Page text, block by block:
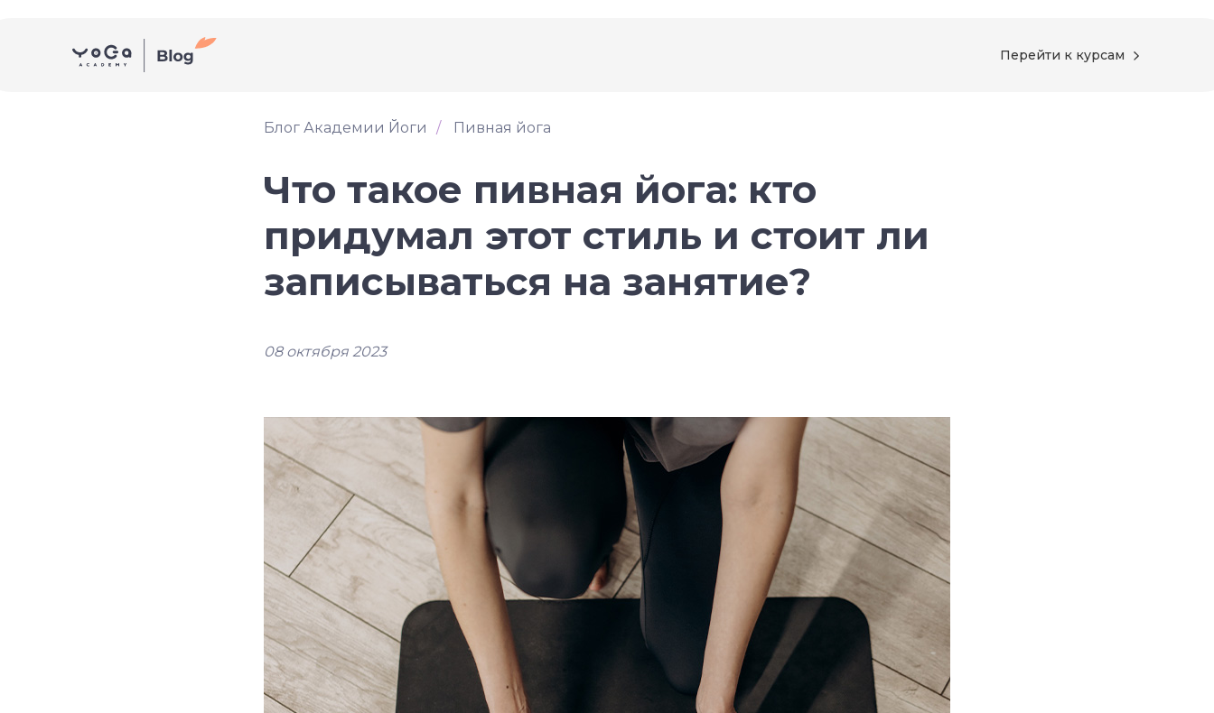
Перейти к курсам
Блог Академии Йоги / Пивная йога
Что такое пивная йога: кто
придумал этот стиль и стоит ли
записываться на занятие?
08 октября 2023